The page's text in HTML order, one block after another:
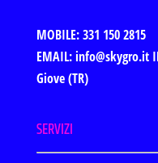
MOBILE: 331 150 2815
EMAIL: info@skygro.it
Giove (TR)
SERVIZI